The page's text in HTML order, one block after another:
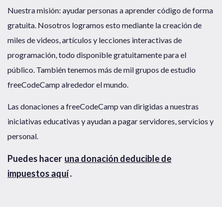
Nuestra misión: ayudar personas a aprender código de forma
gratuita. Nosotros logramos esto mediante la creación de
miles de videos, artículos y lecciones interactivas de
programación, todo disponible gratuitamente para el
público. También tenemos más de mil grupos de estudio
freeCodeCamp alrededor el mundo.
Las donaciones a freeCodeCamp van dirigidas a nuestras
iniciativas educativas y ayudan a pagar servidores, servicios y
personal.
Puedes hacer una donación deducible de
impuestos aquí.